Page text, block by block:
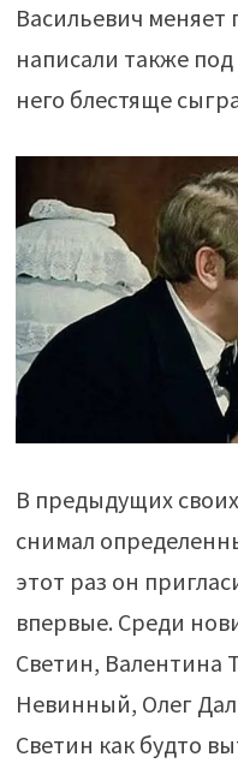
Васильевич
написали также
него блестяще
В предыдущих
снимал
этот раз он
впервые. Среди
Светин, Валентина
Невинный, Олег
Светин как будто